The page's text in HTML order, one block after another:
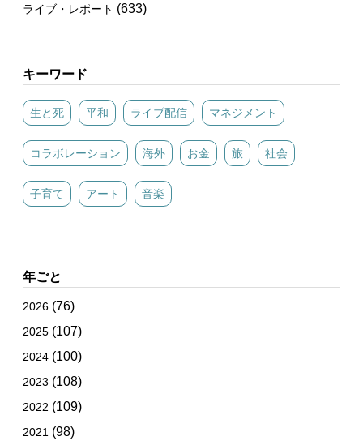
ライブ・レポート (633)
キーワード
生と死 平和 ライブ配信 マネジメント
コラボレーション 海外 お金 旅 社会
子育て アート 音楽
年ごと
2026 (76)
2025 (107)
2024 (100)
2023 (108)
2022 (109)
2021 (98)